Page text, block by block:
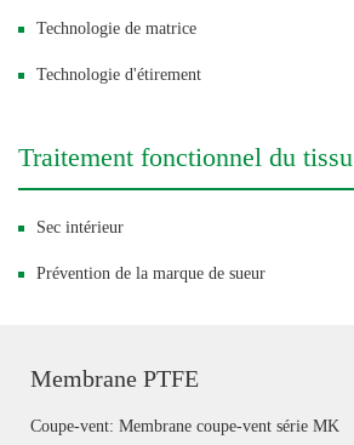
Technologie de matrice
Technologie d'étirement
Traitement fonctionnel du tissu
Sec intérieur
Prévention de la marque de sueur
Membrane PTFE
Coupe-vent: Membrane coupe-vent série MK